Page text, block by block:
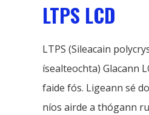
LTPS LCD
LTPS (Sileacain
ísealteochta) Glacann
faide fós. Ligeann sé
níos airde a thógann